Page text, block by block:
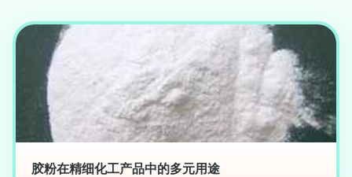
胶粉在精细化工产品中的多元用途